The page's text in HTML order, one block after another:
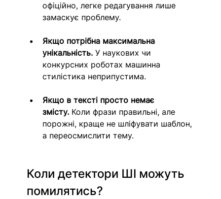
офіційно, легке редагування лише
замаскує проблему.
Якщо потрібна максимальна
унікальність. У наукових чи
конкурсних роботах машинна
стилістика неприпустима.
Якщо в тексті просто немає
змісту. Коли фрази правильні, але
порожні, краще не шліфувати шаблон,
а переосмислити тему.
Коли детектори ШІ можуть
помилятись?